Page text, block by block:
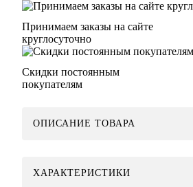
Принимаем заказы на сайте
круглосуточно
Скидки постоянным
покупателям
ОПИСАНИЕ ТОВАРА
ХАРАКТЕРИСТИКИ